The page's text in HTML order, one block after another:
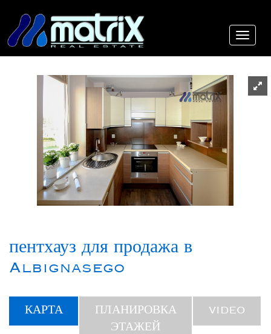
пентхауз для продажа в
Albignasego
КАРТА ПЛАНИРОВКА
ЭТАЖЕЙ
VIDEO